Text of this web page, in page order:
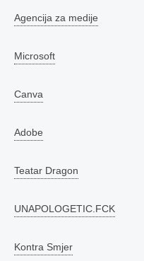
Agencija za medije
Microsoft
Canva
Adobe
Teatar Dragon
UNAPOLOGETIC.FCK
Kontra Smjer